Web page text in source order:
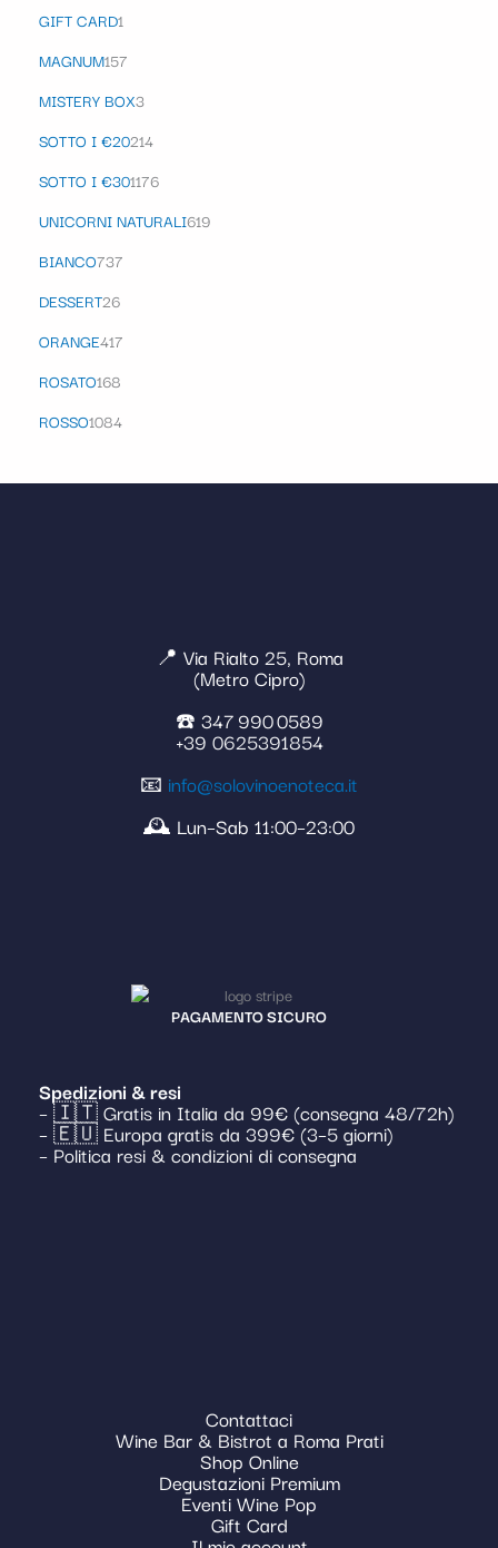
GIFT CARD1
MAGNUM157
MISTERY BOX3
SOTTO I €20214
SOTTO I €301176
UNICORNI NATURALI619
BIANCO737
DESSERT26
ORANGE417
ROSATO168
ROSSO1084
📍 Via Rialto 25, Roma
(Metro Cipro)
☎️ 347 990 0589
+39 0625391854
📧 info@solovinoenoteca.it
🕰️ Lun–Sab 11:00–23:00
PAGAMENTO SICURO
Spedizioni & resi
– 🇮🇹 Gratis in Italia da 99€ (consegna 48/72h)
– 🇪🇺 Europa gratis da 399€ (3–5 giorni)
– Politica resi & condizioni di consegna
Contattaci
Wine Bar & Bistrot a Roma Prati
Shop Online
Degustazioni Premium
Eventi Wine Pop
Gift Card